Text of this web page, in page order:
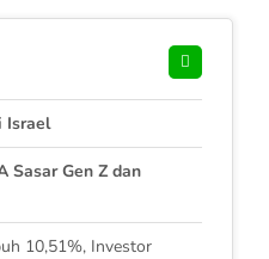
Israel
Sasar Gen Z dan
10,51%, Investor